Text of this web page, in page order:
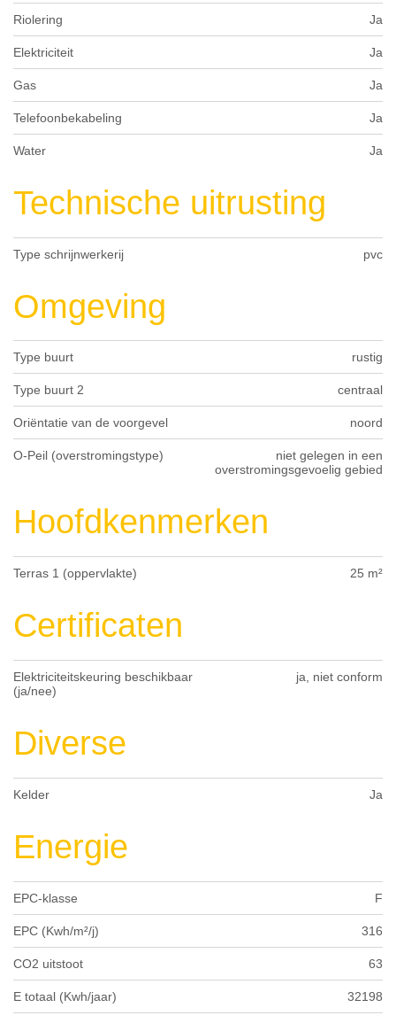
Riolering Ja
Elektriciteit Ja
Gas Ja
Telefoonbekabeling Ja
Water Ja
Technische uitrusting
Type schrijnwerkerij pvc
Omgeving
Type buurt rustig
Type buurt 2 centraal
Oriëntatie van de voorgevel noord
O-Peil (overstromingstype)
niet gelegen in een
overstromingsgevoelig gebied
Hoofdkenmerken
Terras 1 (oppervlakte) 25 m²
Certificaten
Elektriciteitskeuring beschikbaar
(ja/nee)
ja, niet conform
Diverse
Kelder Ja
Energie
EPC-klasse F
EPC (Kwh/m²/j) 316
CO2 uitstoot 63
E totaal (Kwh/jaar) 32198